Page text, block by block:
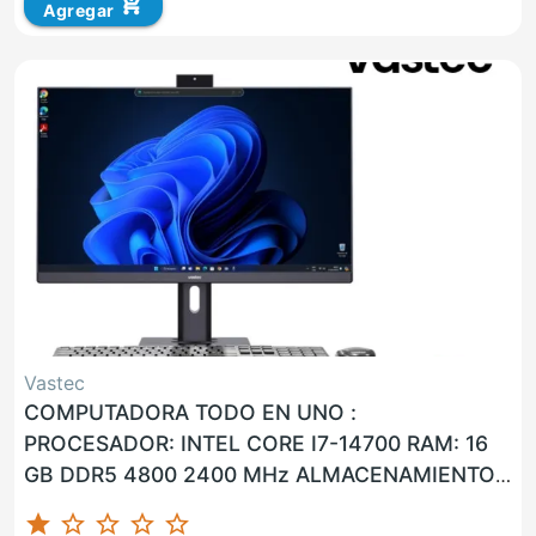
Agregar
Vastec
COMPUTADORA TODO EN UNO :
PROCESADOR: INTEL CORE I7-14700 RAM: 16
GB DDR5 4800 2400 MHz ALMACENAMIENTO:
1 TB M.2 SSD NVMe PANTALLA: LCD CON
star star_border star_border star_border star_border